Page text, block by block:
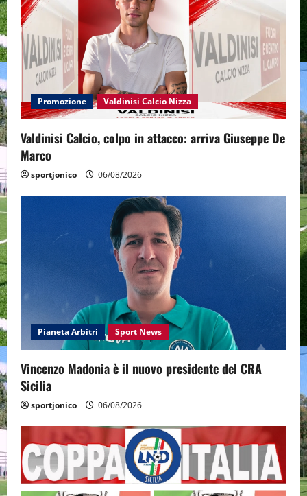
Promozione Valdinisi Calcio Nizza
Valdinisi Calcio, colpo in attacco: arriva Giuseppe De
Marco
sportjonico 06/08/2026
Pianeta Arbitri Sport News
Vincenzo Madonia è il nuovo presidente del CRA
Sicilia
sportjonico 06/08/2026